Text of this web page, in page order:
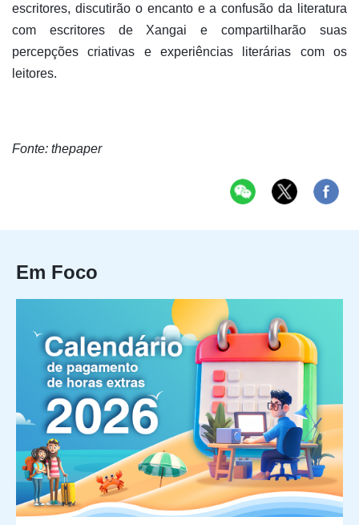
escritores, discutirão o encanto e a confusão da literatura
com escritores de Xangai e compartilharão suas
percepções criativas e experiências literárias com os
leitores.
Fonte: thepaper
Em Foco